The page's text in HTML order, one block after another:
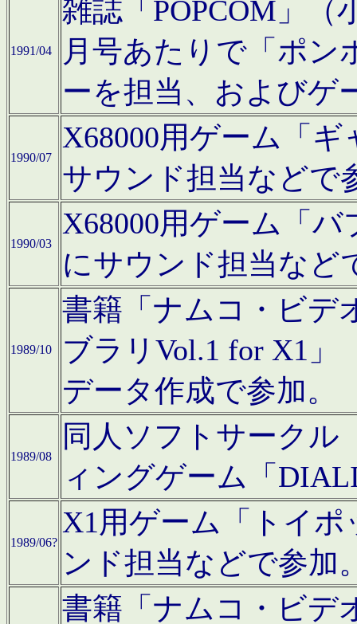
1991/04
雑誌「POPCOM」（
月号あたりで「ポン
ーを担当、およびゲ
1990/07
X68000用ゲーム「
サウンド担当などで
1990/03
X68000用ゲーム「
にサウンド担当など
1989/10
書籍「ナムコ・ビデ
ブラリVol.1 for X1」
データ作成で参加。
1989/08
同人ソフトサークル
ィングゲーム「
1989/06?
X1用ゲーム「トイ
ンド担当などで参加
書籍「ナムコ・ビデ